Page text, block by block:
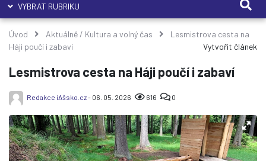
VYBRAT RUBRIKU
Úvod Aktuálně / Kultura a volný čas
Lesmistrova cesta na
Háji poučí i zabaví
Vytvořit článek
Lesmistrova cesta na Háji poučí i zabaví
Redakce iAšsko.cz- 06. 05. 2026 616 0